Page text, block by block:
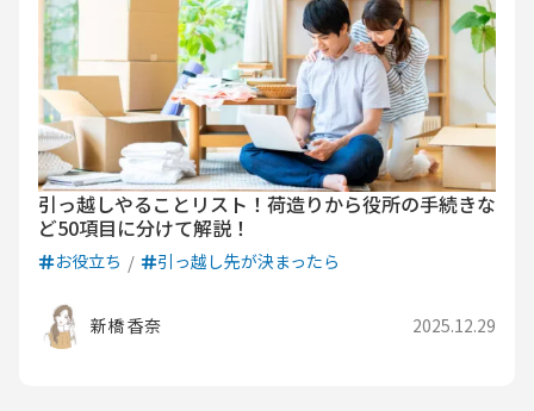
引っ越しやることリスト！荷造りから役所の手続きな
ど50項目に分けて解説！
お役立ち 引っ越し先が決まったら
新橋 香奈 2025.12.29